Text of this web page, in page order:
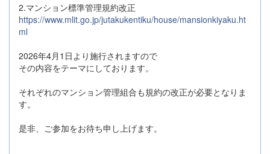
2.マンション標準管理規約改正
https://www.mlit.go.jp/jutakukentiku/house/mansionkiyaku.ht
ml
2026年4月1日より施行されますので
その内容をテーマにしております。
それぞれのマンション管理組合も規約の改正が必要となりま
す。
是非、ご参加をお待ち申し上げます。